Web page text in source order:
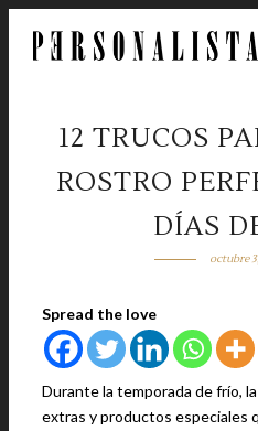
12 TRUCOS
ROSTRO
DÍAS
octubre
Spread the love
Durante la temporada de frío,
extras y productos especiales